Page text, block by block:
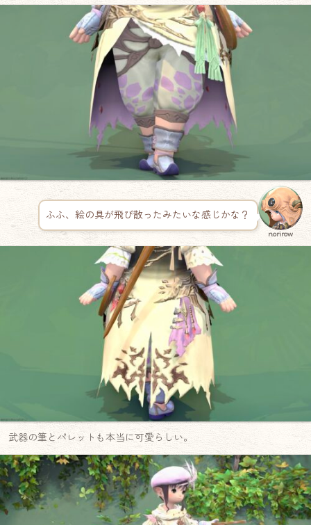
ふふ、絵の具が飛び散ったみたいな感じかな？
norirow
武器の筆とパレットも本当に可愛らしい。